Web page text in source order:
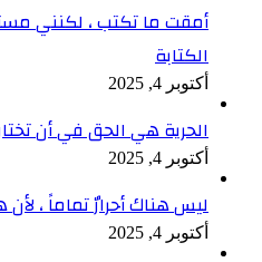
أمقت ما تكتب ، لكنني
الكتابة
أكتوبر 4, 2025
الحرية هي الحق في أن
أكتوبر 4, 2025
ليس هناك أحرارٌ تماماً ،
أكتوبر 4, 2025